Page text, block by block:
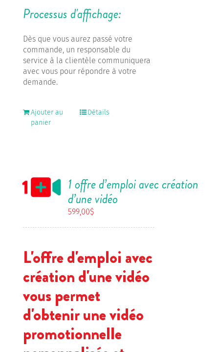
Processus d'affichage:
Dès que vous aurez passé votre
commande, un responsable du
service à la clientèle communiquera
avec vous pour répondre à votre
demande.
Ajouter au
panier
Détails
1 offre d’emploi avec création
d’une vidéo
599,00$
L'offre d'emploi avec
création d'une vidéo
vous permet
d'obtenir une vidéo
promotionnelle